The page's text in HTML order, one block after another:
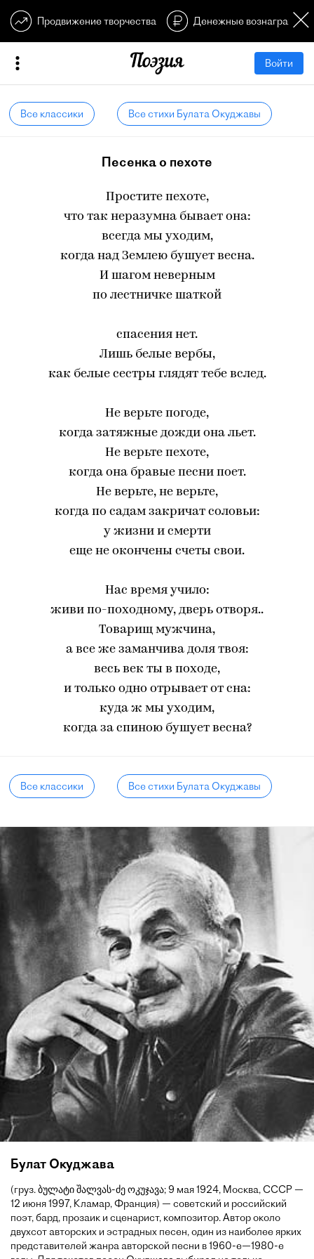
Продвижение творчества Денежные
Войти
Все классики Все стихи Булата Окуджавы
Песенка о пехоте
Простите пехоте,
что так неразумна бывает она:
всегда мы уходим,
когда над Землею бушует весна.
И шагом неверным
по лестничке шаткой
спасения нет.
Лишь белые вербы,
как белые сестры глядят тебе вслед.
Не верьте погоде,
когда затяжные дожди она льет.
Не верьте пехоте,
когда она бравые песни поет.
Не верьте, не верьте,
когда по садам закричат соловьи:
у жизни и смерти
еще не окончены счеты свои.
Нас время учило:
живи по-походному, дверь отворя..
Товарищ мужчина,
а все же заманчива доля твоя:
весь век ты в походе,
и только одно отрывает от сна:
куда ж мы уходим,
когда за спиною бушует весна?
Все классики Все стихи Булата Окуджавы
Булат Окуджава
(груз. ბულატი შალვას-ძე ოკუჯავა; 9 мая 1924, Москва, СССР —
12 июня 1997, Кламар, Франция) — советский и российский
поэт, бард, прозаик и сценарист, композитор. Автор около
двухсот авторских и эстрадных песен, один из наиболее ярких
представителей жанра авторской песни в 1960-е—1980-е